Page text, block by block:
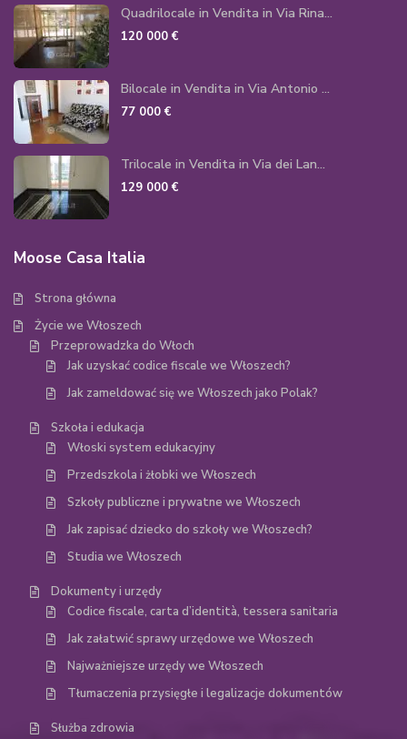
Quadrilocale in Vendita in Via Rina...
120 000 €
Bilocale in Vendita in Via Antonio ...
77 000 €
Trilocale in Vendita in Via dei Lan...
129 000 €
Moose Casa Italia
Strona główna
Życie we Włoszech
Przeprowadzka do Włoch
Jak uzyskać codice fiscale we Włoszech?
Jak zameldować się we Włoszech jako Polak?
Szkoła i edukacja
Włoski system edukacyjny
Przedszkola i żłobki we Włoszech
Szkoły publiczne i prywatne we Włoszech
Jak zapisać dziecko do szkoły we Włoszech?
Studia we Włoszech
Dokumenty i urzędy
Codice fiscale, carta d’identità, tessera sanitaria
Jak załatwić sprawy urzędowe we Włoszech
Najważniejsze urzędy we Włoszech
Tłumaczenia przysięgłe i legalizacje dokumentów
Służba zdrowia